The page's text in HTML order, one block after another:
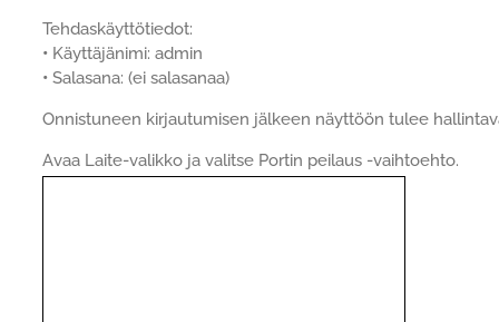
Tehdaskäyttötiedot:
• Käyttäjänimi: admin
• Salasana: (ei salasanaa)
Onnistuneen kirjautumisen jälkeen näyttöön tulee
Avaa Laite-valikko ja valitse Portin peilaus -vaihtoehto.